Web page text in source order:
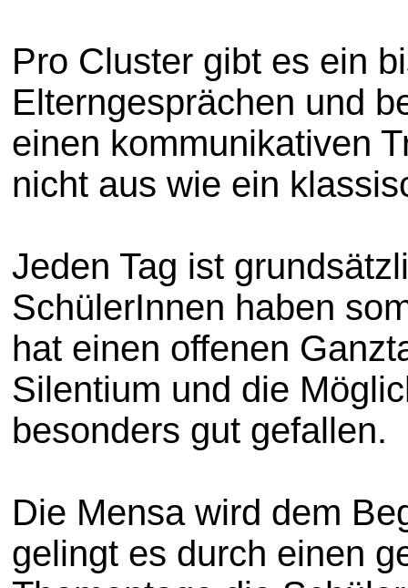
Pro Cluster gibt es ein
Elterngesprächen und
einen kommunikativen
nicht aus wie ein
Jeden Tag ist
SchülerInnen haben
hat einen offenen
Silentium und die
besonders gut gefallen.
Die Mensa wird dem
gelingt es durch einen